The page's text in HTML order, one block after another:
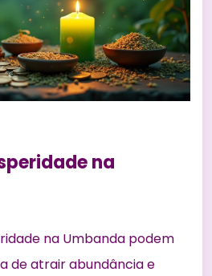
na
na Umbanda podem
de atrair abundância e